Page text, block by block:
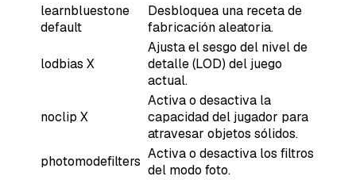
learnbluestone
default
Desbloquea una receta de
fabricación aleatoria.
lodbias X
Ajusta el sesgo del nivel de
detalle (LOD) del juego
actual.
noclip X
Activa o desactiva la
capacidad del jugador para
atravesar objetos sólidos.
photomodefilters Activa o desactiva los filtros
del modo foto.